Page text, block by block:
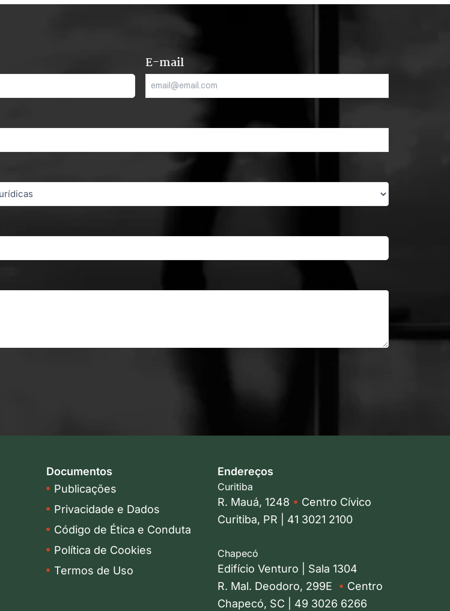
E-mail
Documentos
Publicações
Privacidade e Dados
Código de Ética e Conduta
Política de Cookies
Termos de Uso
Endereços
Curitiba
R. Mauá, 1248 • Centro Cívico
Curitiba, PR | 41 3021 2100
Chapecó
Edifício Venturo | Sala 1304
R. Mal. Deodoro, 299E • Centro
Chapecó, SC | 49 3026 6266